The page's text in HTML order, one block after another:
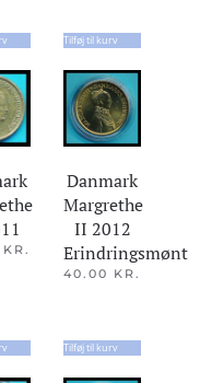
Tilføj til kurv
KR.
Danmark
Margrethe
II 2012
Erindringsmønt
40.00 KR.
Tilføj til kurv